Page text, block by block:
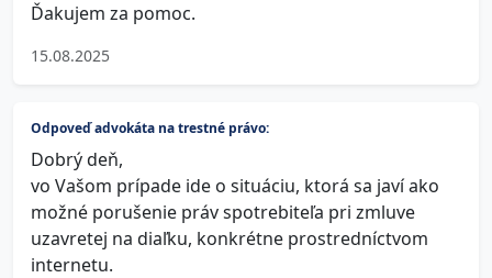
Ďakujem za pomoc.
15.08.2025
Odpoveď advokáta na trestné právo:
Dobrý deň,
vo Vašom prípade ide o situáciu, ktorá sa javí ako
možné porušenie práv spotrebiteľa pri zmluve
uzavretej na diaľku, konkrétne prostredníctvom
internetu.